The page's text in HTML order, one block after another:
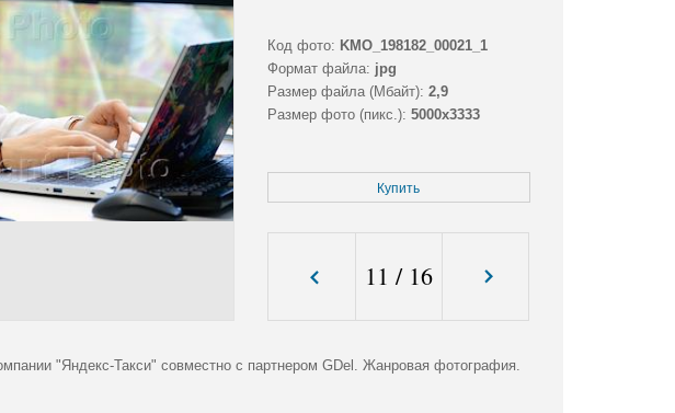
Код фото: KMO_198182_00021_1
Формат файла: jpg
Размер файла (Мбайт): 2,9
Размер фото (пикс.): 5000x3333
Купить
11 / 16
"Яндекс-Такси" совместно с партнером GDel. Жанровая фотография.